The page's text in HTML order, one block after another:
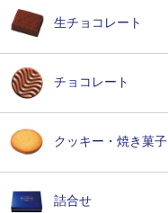
生チョコレート
チョコレート
クッキー・焼き菓子
詰合せ